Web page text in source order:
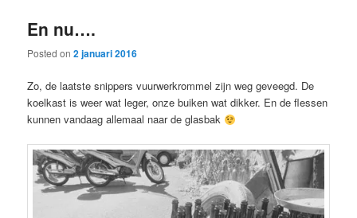
En nu….
Posted on2 januari 2016
Zo, de laatste snippers vuurwerkrommel zijn weg geveegd. De
koelkast is weer wat leger, onze buiken wat dikker. En de flessen
kunnen vandaag allemaal naar de glasbak